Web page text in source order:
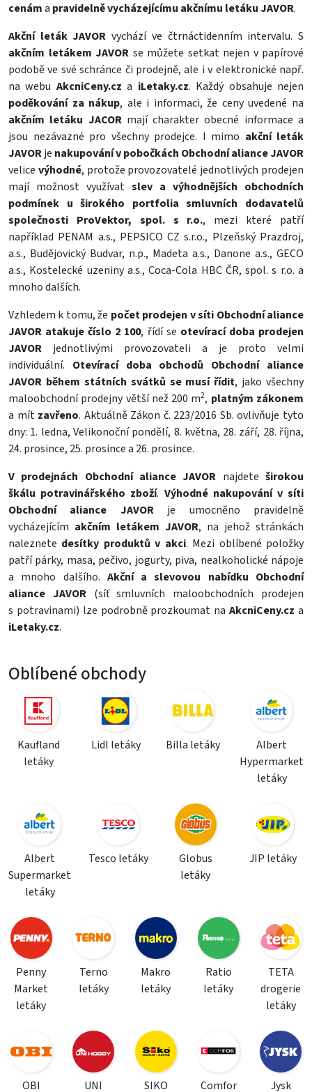
cenáma pravidelně vycházejícímu akčnímu letáku JAVOR.
Akční leták JAVOR vychází ve čtrnáctidenním intervalu. S
akčním letákem JAVOR se můžete setkat nejen v papírové
podobě ve své schránce či prodejně, ale i v elektronické např.
na webu AkcniCeny.cz a iLetaky.cz. Každý obsahuje nejen
poděkování za nákup, ale i informaci, že ceny uvedené na
akčním letáku JACORmají charakter obecné informace a
jsou nezávazné pro všechny prodejce. I mimo akční leták
JAVORje nakupování v pobočkách Obchodní aliance JAVOR
velice výhodné, protože provozovatelé jednotlivých prodejen
mají možnost využívat slev a výhodnějších obchodních
podmínek u širokého portfolia smluvních dodavatelů
společnosti ProVektor, spol. s r.o., mezi které patří
například PENAM a.s., PEPSICO CZ s.r.o., Plzeňský Prazdroj,
a.s., Budějovický Budvar, n.p., Madeta a.s., Danone a.s., GECO
a.s., Kostelecké uzeniny a.s., Coca-Cola HBC ČR, spol. s r.o. a
mnoho dalších.
Vzhledem k tomu, že počet prodejen v síti Obchodní aliance
JAVOR atakuje číslo 2 100, řídí se otevírací doba prodejen
JAVOR jednotlivými provozovateli a je proto velmi
individuální. Otevírací doba obchodů Obchodní aliance
JAVOR během státních svátků se musí řídit, jako všechny
maloobchodní prodejny větší než 200 m2, platným zákonem
a mít zavřeno. Aktuálně Zákon č. 223/2016 Sb. ovlivňuje tyto
dny: 1. ledna, Velikonoční pondělí, 8. května, 28. září, 28. října,
24. prosince, 25. prosince a 26. prosince.
V prodejnách Obchodní aliance JAVOR najdeteširokou
škálu potravinářského zboží. Výhodné nakupování v síti
Obchodní aliance JAVORje umocněno pravidelně
vycházejícím akčním letákem JAVOR, na jehož stránkách
naleznete desítky produktů v akci. Mezi oblíbené položky
patřípárky, masa, pečivo, jogurty, piva, nealkoholické nápoje
a mnoho dalšího. Akční a slevovou nabídku Obchodní
aliance JAVOR (síť smluvních maloobchodních prodejen
s potravinami) lze podrobně prozkoumat naAkcniCeny.cz a
iLetaky.cz.
Oblíbené obchody
Kaufland
letáky
Lidl letáky Billa letáky
Albert
Hypermarket
letáky
Albert
Supermarket
letáky
Tesco letáky
Globus
letáky
JIP letáky
Penny
Market
letáky
Terno
letáky
Makro
letáky
Ratio
letáky
TETA
drogerie
letáky
OBI UNI SIKO Comfor Jysk